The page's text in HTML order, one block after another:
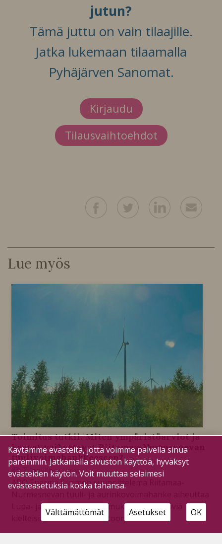
jutun?
Tämä juttu on vain tilaajille.
Jatka lukemaan tilaamalla
Pyhäjärven Sanomat.
Kirjaudu
Tilausvaihtoehdot
Lue myös
Toimitus tutkii: Miten ympäristöarviot ja
kaavat vaikuttavat Riitamaa-Nurmesnevan
tuulivoimahankkeeseen?
Tilaajille 21.7.2026
ABO Energia Suomen suunnittelema Riitamaa-
Lupa- ja valvontaviraston mukaan merkittäviä
kielteisiä vaikutuksia luontoon.
Käytämme evästeitä, jotta voimme palvella sinua
paremmin. Jatkamalla sivuston käyttöä, hyväksyt
evästeiden käytön. Voit muuttaa selaimesi
evästeasetuksia koska tahansa.
Välttämättömät Asetukset OK